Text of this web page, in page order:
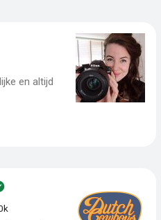
en altijd